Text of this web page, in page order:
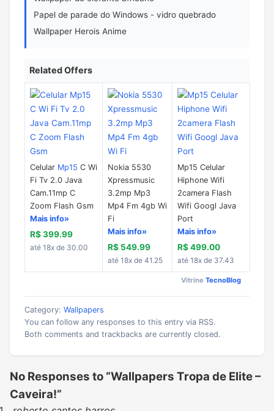
Papel de parade do Windows - vidro quebrado
Wallpaper Herois Anime
Related Offers
Celular Mp15 C Wi
Fi Tv 2.0 Java
Cam.11mp C
Zoom Flash Gsm
Mais info»
R$ 399.99
até 18x de 30.00
Nokia 5530
Xpressmusic
3.2mp Mp3
Mp4 Fm 4gb Wi
Fi
Mais info»
R$ 549.99
até 18x de 41.25
Mp15 Celular
Hiphone Wifi
2camera Flash
Wifi Googl Java
Port
Mais info»
R$ 499.00
até 18x de 37.43
Vitrine TecnoBlog
Category: Wallpapers
You can follow any responses to this entry via RSS.
Both comments and trackbacks are currently closed.
No Responses to “Wallpapers Tropa de Elite –
Caveira!”